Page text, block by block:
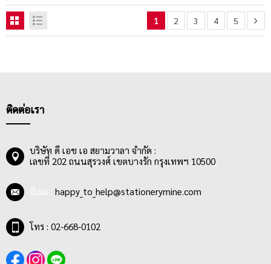
1 2 3 4 5
ติดต่อเรา
บริษัท ดี เอช เอ สยามวาลา จำกัด :
เลขที่ 202 ถนนสุรวงศ์ เขตบางรัก กรุงเทพฯ 10500
happy_to_help@stationerymine.com
โทร : 02-668-0102